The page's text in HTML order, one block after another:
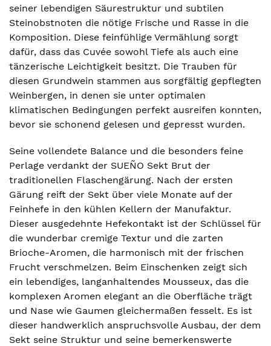
seiner lebendigen Säurestruktur und subtilen
Steinobstnoten die nötige Frische und Rasse in die
Komposition. Diese feinfühlige Vermählung sorgt
dafür, dass das Cuvée sowohl Tiefe als auch eine
tänzerische Leichtigkeit besitzt. Die Trauben für
diesen Grundwein stammen aus sorgfältig gepflegten
Weinbergen, in denen sie unter optimalen
klimatischen Bedingungen perfekt ausreifen konnten,
bevor sie schonend gelesen und gepresst wurden.
Seine vollendete Balance und die besonders feine
Perlage verdankt der SUEÑO Sekt Brut der
traditionellen Flaschengärung. Nach der ersten
Gärung reift der Sekt über viele Monate auf der
Feinhefe in den kühlen Kellern der Manufaktur.
Dieser ausgedehnte Hefekontakt ist der Schlüssel für
die wunderbar cremige Textur und die zarten
Brioche-Aromen, die harmonisch mit der frischen
Frucht verschmelzen. Beim Einschenken zeigt sich
ein lebendiges, langanhaltendes Mousseux, das die
komplexen Aromen elegant an die Oberfläche trägt
und Nase wie Gaumen gleichermaßen fesselt. Es ist
dieser handwerklich anspruchsvolle Ausbau, der dem
Sekt seine Struktur und seine bemerkenswerte